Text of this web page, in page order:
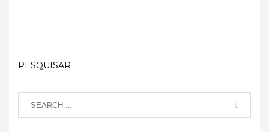
PESQUISAR